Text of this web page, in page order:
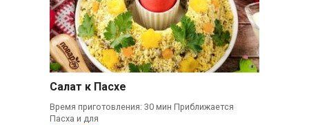
Салат к Пасхе
Время приготовления: 30 мин Приближается
Пасха и для